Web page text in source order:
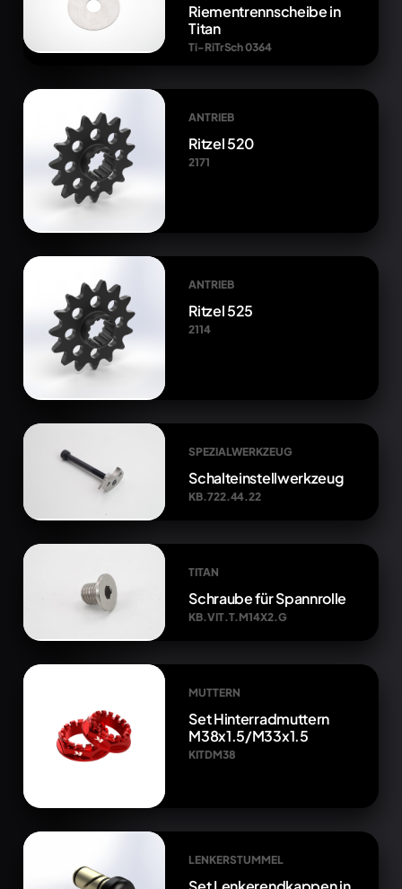
Riementrennscheibe in
Titan
Ti-RiTrSch 0364
ANTRIEB
Ritzel 520
2171
ANTRIEB
Ritzel 525
2114
SPEZIALWERKZEUG
Schalteinstellwerkzeug
KB.722.44.22
TITAN
Schraube für Spannrolle
KB.VIT.T.M14X2.G
MUTTERN
Set Hinterradmuttern
M38x1.5/M33x1.5
KITDM38
LENKERSTUMMEL